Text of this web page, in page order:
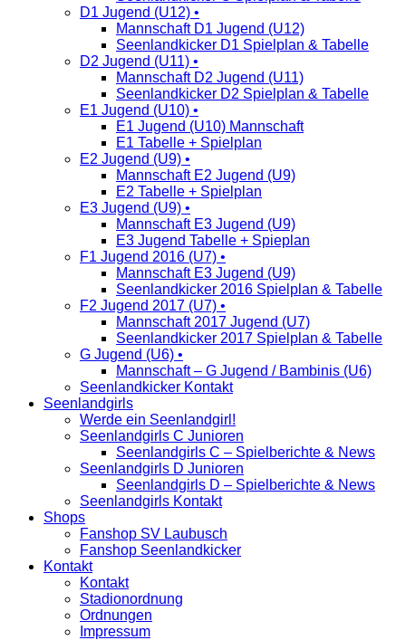
D1 Jugend (U12) •
Mannschaft D1 Jugend (U12)
Seenlandkicker D1 Spielplan & Tabelle
D2 Jugend (U11) •
Mannschaft D2 Jugend (U11)
Seenlandkicker D2 Spielplan & Tabelle
E1 Jugend (U10) •
E1 Jugend (U10) Mannschaft
E1 Tabelle + Spielplan
E2 Jugend (U9) •
Mannschaft E2 Jugend (U9)
E2 Tabelle + Spielplan
E3 Jugend (U9) •
Mannschaft E3 Jugend (U9)
E3 Jugend Tabelle + Spieplan
F1 Jugend 2016 (U7) •
Mannschaft E3 Jugend (U9)
Seenlandkicker 2016 Spielplan & Tabelle
F2 Jugend 2017 (U7) •
Mannschaft 2017 Jugend (U7)
Seenlandkicker 2017 Spielplan & Tabelle
G Jugend (U6) •
Mannschaft – G Jugend / Bambinis (U6)
Seenlandkicker Kontakt
Seenlandgirls
Werde ein Seenlandgirl!
Seenlandgirls C Junioren
Seenlandgirls C – Spielberichte & News
Seenlandgirls D Junioren
Seenlandgirls D – Spielberichte & News
Seenlandgirls Kontakt
Shops
Fanshop SV Laubusch
Fanshop Seenlandkicker
Kontakt
Kontakt
Stadionordnung
Ordnungen
Impressum